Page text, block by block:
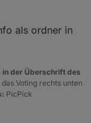
als ordner in
in der Überschrift des
Voting rechts unten
PicPick